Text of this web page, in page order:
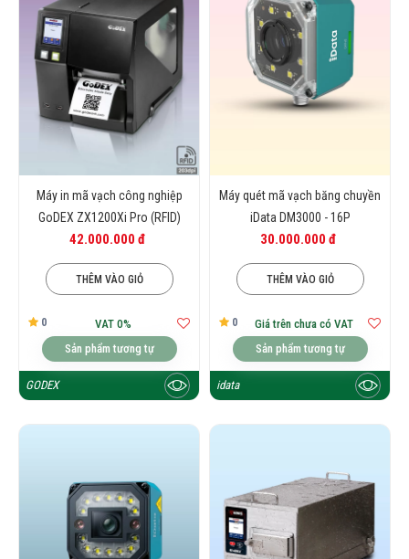
Máy in mã vạch công nghiệp
GoDEX ZX1200Xi Pro (RFID)
42.000.000 đ
THÊM VÀO GIỎ
0
VAT 0%
Sản phẩm tương tự
GODEX
Máy quét mã vạch băng chuyền
iData DM3000 - 16P
30.000.000 đ
THÊM VÀO GIỎ
0
Giá trên chưa có VAT
Sản phẩm tương tự
idata